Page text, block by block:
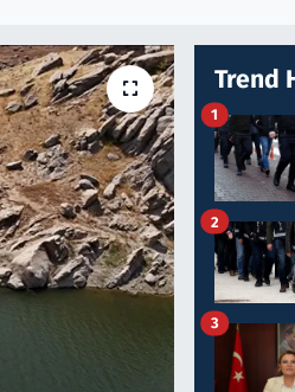
Trend
1
2
3